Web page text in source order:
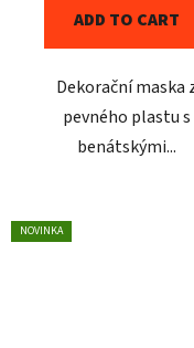
ADD TO CART
Dekorační maska
pevného plastu s
benátskými...
NOVINKA